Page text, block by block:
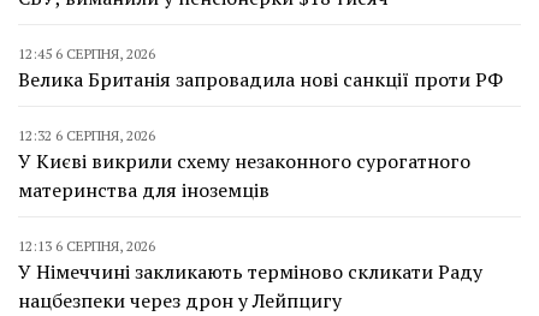
12:45 6 СЕРПНЯ, 2026
Велика Британія запровадила нові санкції проти РФ
12:32 6 СЕРПНЯ, 2026
У Києві викрили схему незаконного сурогатного
материнства для іноземців
12:13 6 СЕРПНЯ, 2026
У Німеччині закликають терміново скликати Раду
нацбезпеки через дрон у Лейпцигу